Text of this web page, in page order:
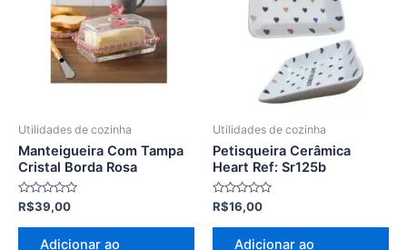
Utilidades de cozinha
Manteigueira Com Tampa
Cristal Borda Rosa
Avaliação
0
de
R$39,00
Adicionar ao
Utilidades de cozinha
Petisqueira Cerâmica
Heart Ref: Sr125b
Avaliação
0
de
R$16,00
Adicionar ao